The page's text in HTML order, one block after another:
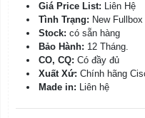
Giá Price List: Liên Hệ
Tình Trạng: New
Stock: có sẵn hàng
Bảo Hành: 12 Tháng.
CO, CQ: Có đầy đủ
Xuất Xứ: Chính hãng
Made in: Liên hệ